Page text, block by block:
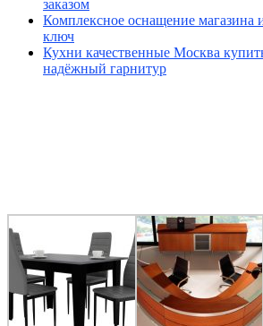
заказом
Комплексное оснащение магазина
ключ
Кухни качественные Москва
надёжный гарнитур